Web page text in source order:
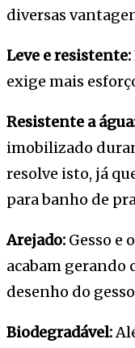
diversas
Leve e resistente:
exige mais
Resistente a
imobilizado
resolve isto, já
para banho de
Arejado: Gesso e
acabam gerando
desenho do
Biodegradável: